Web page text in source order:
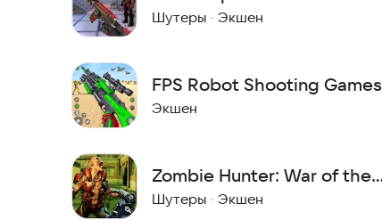
New Fps Shooting Games
Шутеры · Экшен
FPS Robot Shooting Games
Экшен
Zombie Hunter: War of the
dead
Шутеры · Экшен